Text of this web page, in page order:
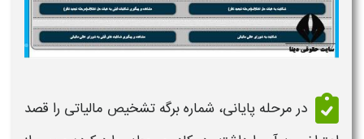
در مرحله پایانی، شمارهبرگه تشخیص مالیاتی را قصد